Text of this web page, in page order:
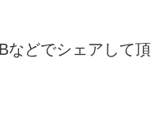
などでシェアして